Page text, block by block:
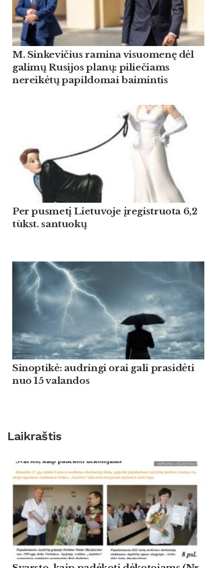
M. Sinkevičius ramina visuomenę dėl
galimų Rusijos planų: piliečiams
nereikėtų papildomai baimintis
Per pusmetį Lietuvoje įregistruota 6,2
tūkst. santuokų
Sinoptikė: audringi orai gali prasidėti
nuo 15 valandos
Laikraštis